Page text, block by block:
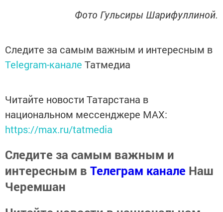
Фото Гульсиры Шарифуллиной.
Следите за самым важным и интересным в
Telegram-канале Татмедиа
Читайте новости Татарстана в
национальном мессенджере MАХ:
https://max.ru/tatmedia
Следите за самым важным и
интересным в Телеграм канале Наш
Черемшан